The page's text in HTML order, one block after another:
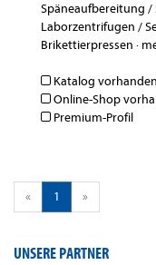
Späneaufbereitung
Laborzentrifugen /
Brikettierpressen ·
Katalog vorhanden
Online-Shop
Premium-Profil
« 1 »
UNSERE PARTNER